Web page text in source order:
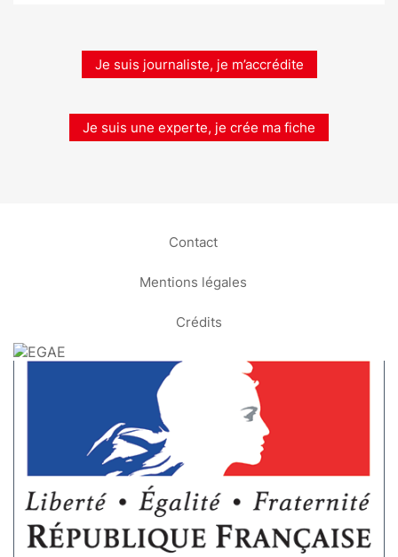
Je suis journaliste, je m’accrédite
Je suis une experte, je crée ma fiche
Contact
Mentions légales
Crédits